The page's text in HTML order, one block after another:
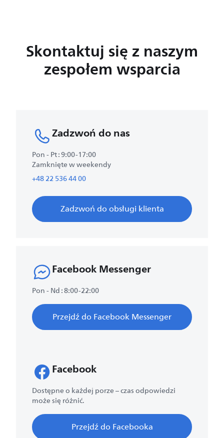
Skontaktuj się z naszym
zespołem wsparcia
Zadzwoń do nas
Pon - Pt : 9:00-17:00
Zamknięte w weekendy
+48 22 536 44 00
Zadzwoń do obsługi klienta
Facebook Messenger
Pon - Nd : 8:00-22:00
Przejdź do Facebook Messenger
Facebook
Dostępne o każdej porze – czas odpowiedzi
może się różnić.
Przejdź do Facebooka